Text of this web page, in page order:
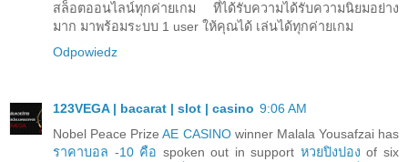
สล็อตออนไลน์ทุกค่ายเกม ที่ได้รับความได้รับความนิยมอย่าง
มาก มาพร้อมระบบ 1 user ให้คุณได้ เล่นได้ทุกค่ายเกม
Odpowiedz
123VEGA | bacarat | slot | casino 9:06 AM
Nobel Peace PrizeAE CASINOwinner Malala Yousafzai has
ราคาบอล -10 คือ spoken out in support หวยปิงปอง of six